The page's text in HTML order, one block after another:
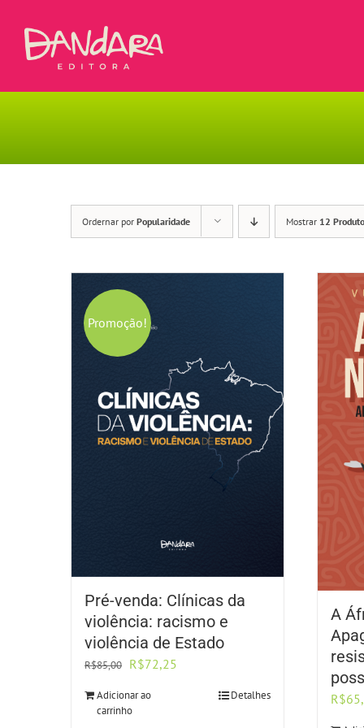
Ordernar por Popularidade Mostrar 12
Promoção!
Pré-venda: Clínicas da
violência: racismo e
violência de Estado
R$85,00 O
original
R$72,25
Adicionar ao
carrinho
Detalhes
A
R$